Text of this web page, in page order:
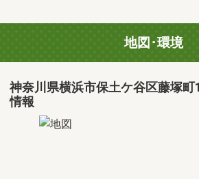
地図･環境
神奈川県横浜市保土ケ谷区藤塚町
情報